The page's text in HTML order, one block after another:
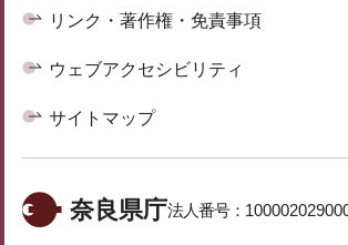
リンク・著作権・免責事項
ウェブアクセシビリティ
サイトマップ
奈良県庁法人番号：